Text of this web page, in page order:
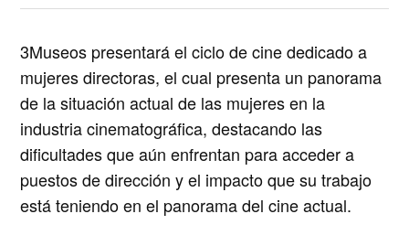
3Museos presentará el ciclo de cine dedicado a
mujeres directoras, el cual presenta un panorama
de la situación actual de las mujeres en la
industria cinematográfica, destacando las
dificultades que aún enfrentan para acceder a
puestos de dirección y el impacto que su trabajo
está teniendo en el panorama del cine actual.